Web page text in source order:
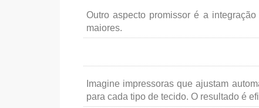
Outro aspecto promissor é a
maiores.
Imagine impressoras que ajustam
para cada tipo de tecido. O resultado é